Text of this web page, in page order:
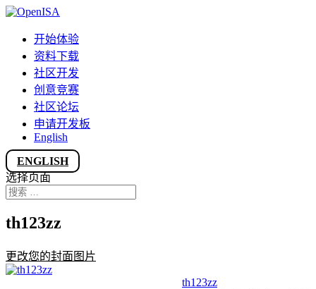
开始体验
资料下载
社区开发
创意竞赛
社区论坛
申请开发板
English
ENGLISH
选择页面
th123zz
更改您的封面图片
th123zz